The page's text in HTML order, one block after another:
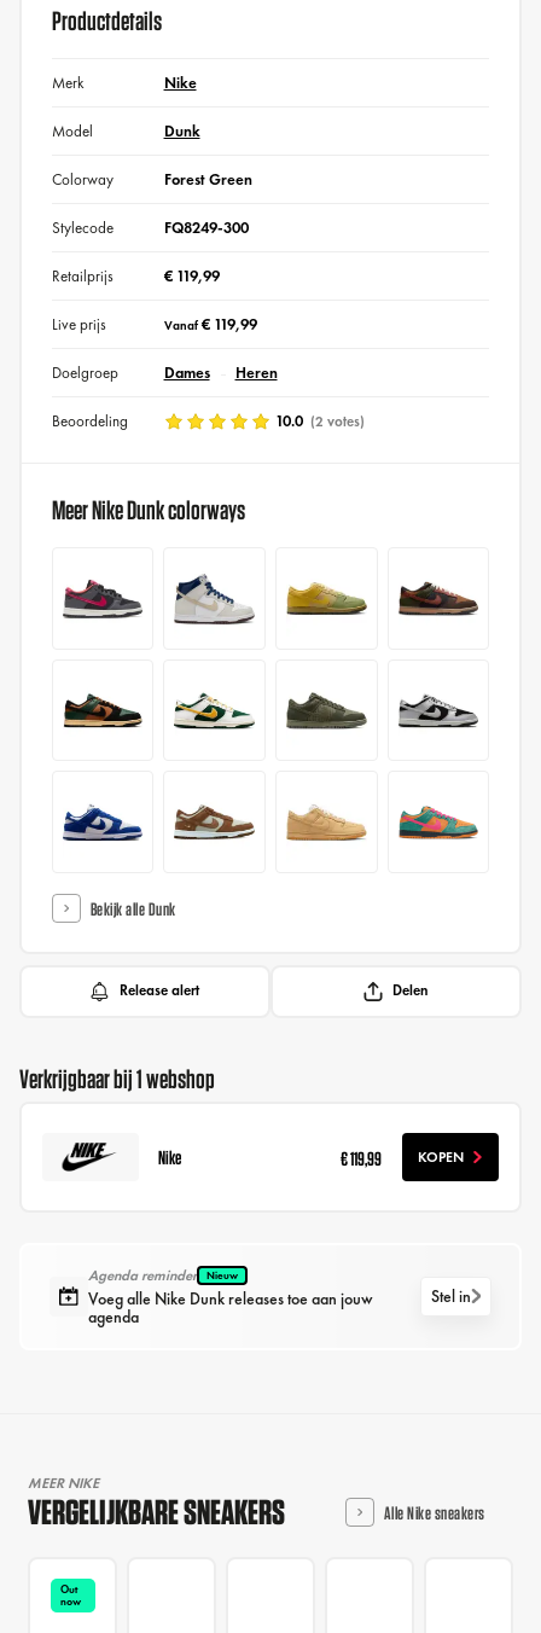
Productdetails
Merk Nike
Model Dunk
Colorway Forest Green
Stylecode FQ8249-300
Retailprijs € 119,99
Live prijs Vanaf€ 119,99
Doelgroep Dames Heren
Beoordeling 10.0 (2 votes)
Meer Nike Dunk colorways
Bekijk alle Dunk
Release alert Delen
Verkrijgbaar bij 1 webshop
Nike € 119,99 KOPEN
Agenda reminder Nieuw
Voeg alle Nike Dunk releases toe aan jouw
agenda
Stel in
MEER NIKE
VERGELIJKBARE SNEAKERS Alle Nike sneakers
Out
now